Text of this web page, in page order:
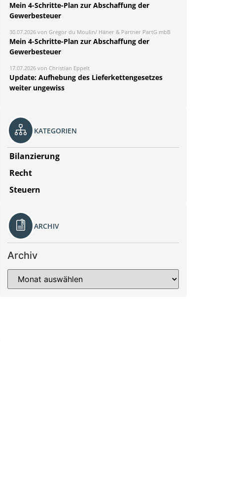
Mein 4-Schritte-Plan zur Abschaffung der
Gewerbesteuer
30.07.2026 von Gregor du Moulin/ Häner & Partner PartG mbB
Mein 4-Schritte-Plan zur Abschaffung der
Gewerbesteuer
17.07.2026 von Christian Eppelt
Update: Aufhebung des Lieferkettengesetzes
weiter ungewiss
KATEGORIEN
Bilanzierung
Recht
Steuern
ARCHIV
Archiv